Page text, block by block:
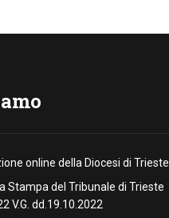
online della Diocesi di Trieste
Stampa del Tribunale di Trieste
V.G. dd.19.10.2022